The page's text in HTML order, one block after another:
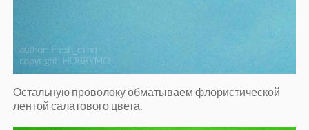
Остальную проволоку обматываем флористической
лентой салатового цвета.